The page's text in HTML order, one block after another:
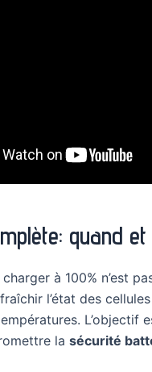
quand
à 100% n’est
l’état des
la sécurité